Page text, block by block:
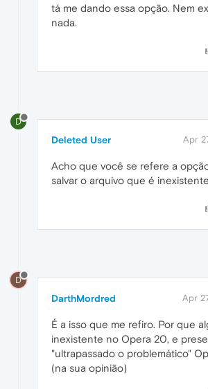
tá me dando essa opção. Nem
nada.
D
Deleted User Apr
Acho que você se refere a
salvar o arquivo que é
D
DarthMordred Apr
É a isso que me refiro. Por que
inexistente no Opera 20, e
"ultrapassado o problemático"
(na sua opinião)